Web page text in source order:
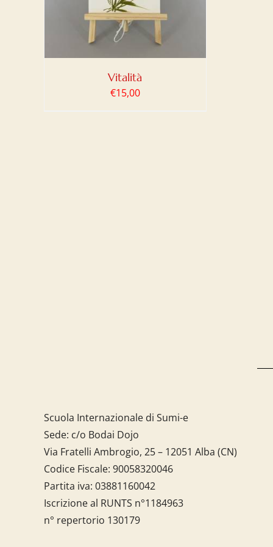
Vitalità
€15,00
Scuola Internazionale di Sumi-e
Sede: c/o Bodai Dojo
Via Fratelli Ambrogio, 25 – 12051 Alba (CN)
Codice Fiscale: 90058320046
Partita iva: 03881160042
Iscrizione al RUNTS n°1184963
n° repertorio 130179